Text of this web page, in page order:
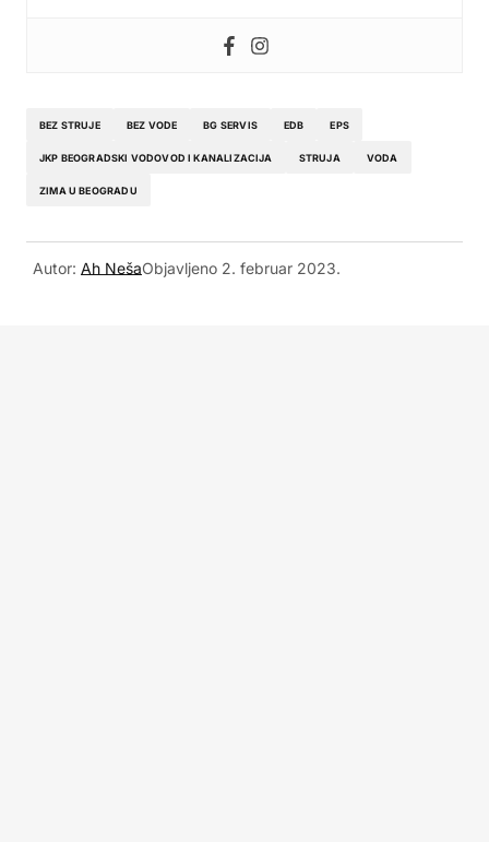
BEZ STRUJE BEZ VODE BG SERVIS EDB EPS
JKP BEOGRADSKI VODOVOD I KANALIZACIJA STRUJA VODA
ZIMA U BEOGRADU
Autor: Ah NešaObjavljeno 2. februar 2023.